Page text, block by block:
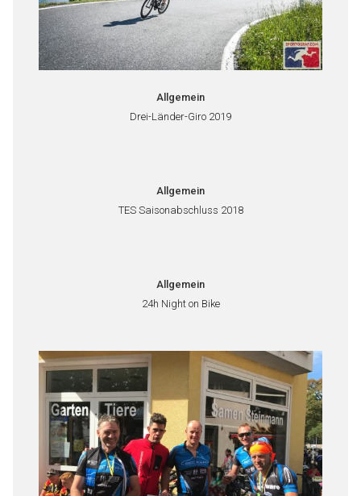
Allgemein
Drei-Länder-Giro 2019
Allgemein
TES Saisonabschluss 2018
Allgemein
24h Night on Bike